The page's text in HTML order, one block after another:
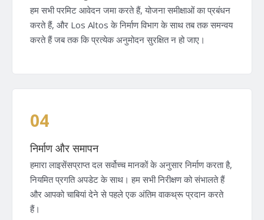
हम सभी परमिट आवेदन जमा करते हैं, योजना समीक्षाओं का प्रबंधन
करते हैं, और Los Altos के निर्माण विभाग के साथ तब तक समन्वय
करते हैं जब तक कि प्रत्येक अनुमोदन सुरक्षित न हो जाए।
04
निर्माण और समापन
हमारा लाइसेंसप्राप्त दल सर्वोच्च मानकों के अनुसार निर्माण करता है,
नियमित प्रगति अपडेट के साथ। हम सभी निरीक्षण को संभालते हैं
और आपको चाबियां देने से पहले एक अंतिम वाकथ्रू प्रदान करते
हैं।